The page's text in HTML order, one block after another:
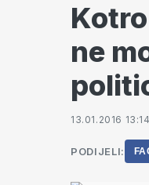
ne
13.01.2016
PODIJELI: